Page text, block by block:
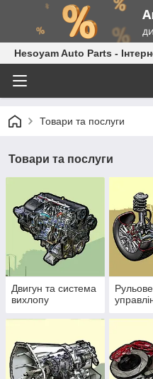
Hesoyam Auto Parts -
Товари та послуги
Товари та послуги
Двигун та система
вихлопу
Рульове